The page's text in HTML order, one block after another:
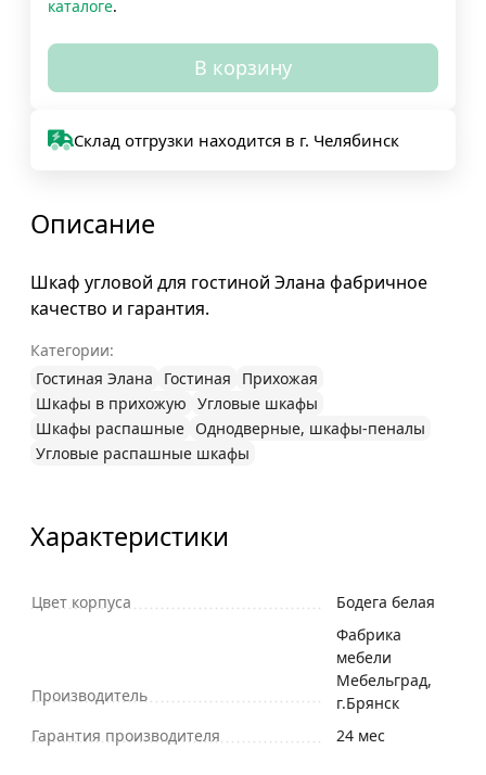
каталоге.
В корзину
Склад отгрузки находится в г. Челябинск
Описание
Шкаф угловой для гостиной Элана фабричное
качество и гарантия.
Категории:
Гостиная Элана
Гостиная
Прихожая
Шкафы в прихожую Угловые шкафы
Шкафы распашные Однодверные, шкафы-пеналы
Угловые распашные шкафы
Характеристики
Цвет корпуса Бодега белая
Производитель
Фабрика
мебели
Мебельград,
г.Брянск
Гарантия производителя
24 мес